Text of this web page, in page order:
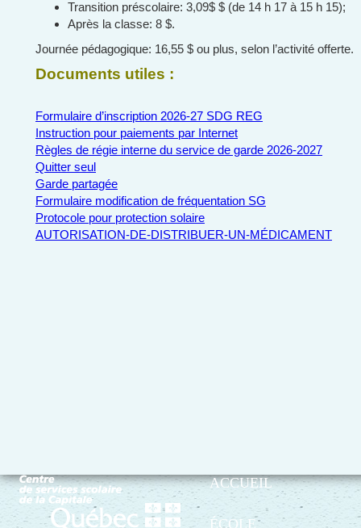
Transition préscolaire: 3,09$ $ (de 14 h 17 à 15 h 15);
Après la classe: 8 $.
Journée pédagogique: 16,55 $ ou plus, selon l’activité offerte.
Documents utiles :
Formulaire d’inscription 2026-27 SDG REG
Instruction pour paiements par Internet
Règles de régie interne du service de garde 2026-2027
Quitter seul
Garde partagée
Formulaire modification de fréquentation SG
Protocole pour protection solaire
AUTORISATION-DE-DISTRIBUER-UN-MÉDICAMENT
ACCUEIL
ÉCOLE